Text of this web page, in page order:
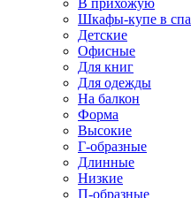
В прихожую
Шкафы-купе в
Детские
Офисные
Для книг
Для одежды
На балкон
Форма
Высокие
Г-образные
Длинные
Низкие
П-образные